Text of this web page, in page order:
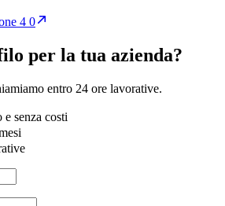
4 0
per la tua azienda?
entro 24 ore lavorative.
senza costi